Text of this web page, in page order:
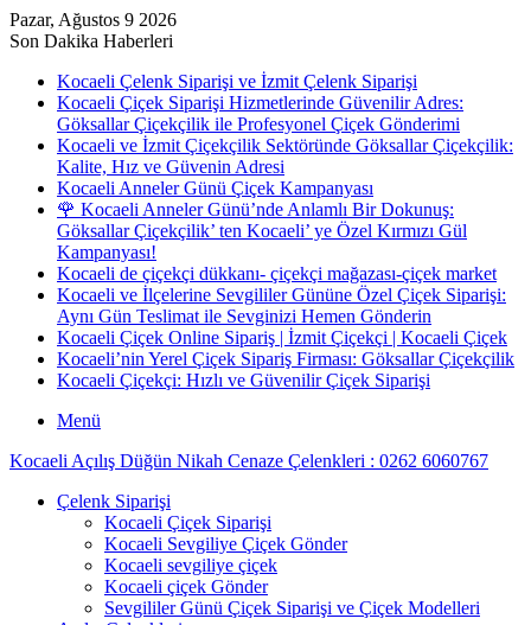
Pazar, Ağustos 9 2026
Son Dakika Haberleri
Kocaeli Çelenk Siparişi ve İzmit Çelenk Siparişi
Kocaeli Çiçek Siparişi Hizmetlerinde Güvenilir Adres:
Göksallar Çiçekçilik ile Profesyonel Çiçek Gönderimi
Kocaeli ve İzmit Çiçekçilik Sektöründe Göksallar Çiçekçilik:
Kalite, Hız ve Güvenin Adresi
Kocaeli Anneler Günü Çiçek Kampanyası
🌹 Kocaeli Anneler Günü’nde Anlamlı Bir Dokunuş:
Göksallar Çiçekçilik’ ten Kocaeli’ ye Özel Kırmızı Gül
Kampanyası!
Kocaeli de çiçekçi dükkanı- çiçekçi mağazası-çiçek market
Kocaeli ve İlçelerine Sevgililer Gününe Özel Çiçek Siparişi:
Aynı Gün Teslimat ile Sevginizi Hemen Gönderin
Kocaeli Çiçek Online Sipariş | İzmit Çiçekçi | Kocaeli Çiçek
Kocaeli’nin Yerel Çiçek Sipariş Firması: Göksallar Çiçekçilik
Kocaeli Çiçekçi: Hızlı ve Güvenilir Çiçek Siparişi
Menü
Kocaeli Açılış Düğün Nikah Cenaze Çelenkleri : 0262 6060767
Çelenk Siparişi
Kocaeli Çiçek Siparişi
Kocaeli Sevgiliye Çiçek Gönder
Kocaeli sevgiliye çiçek
Kocaeli çiçek Gönder
Sevgililer Günü Çiçek Siparişi ve Çiçek Modelleri